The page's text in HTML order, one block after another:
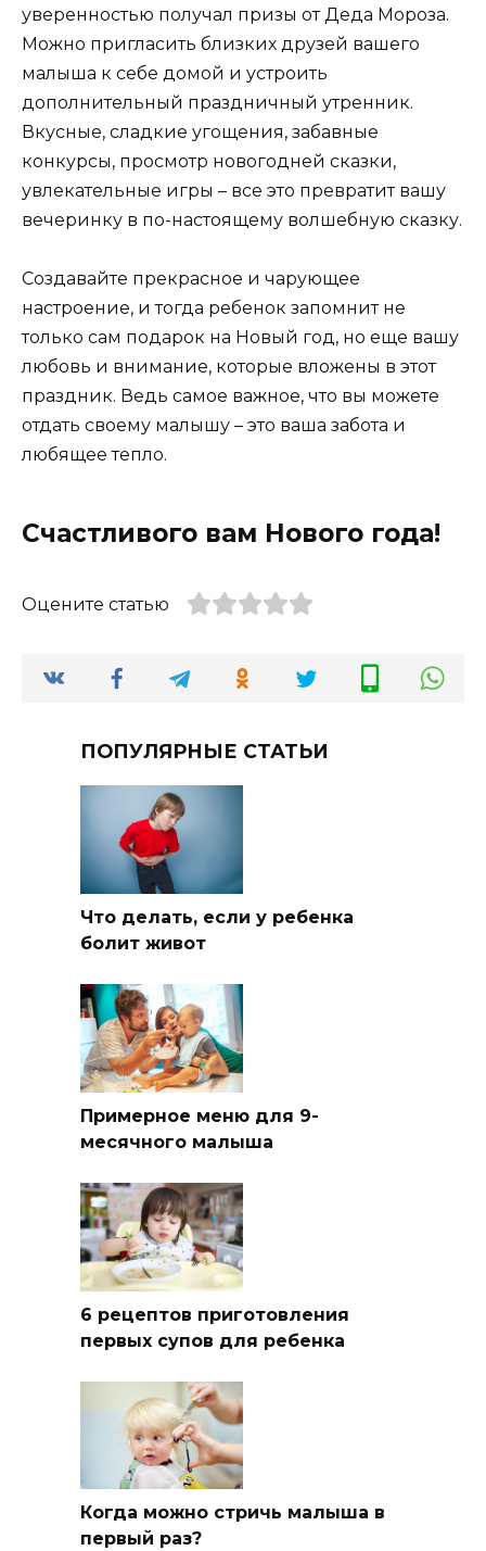
уверенностью получал призы от Деда Мороза.
Можно пригласить близких друзей вашего
малыша к себе домой и устроить
дополнительный праздничный утренник.
Вкусные, сладкие угощения, забавные
конкурсы, просмотр новогодней сказки,
увлекательные игры – все это превратит вашу
вечеринку в по-настоящему волшебную сказку.
Создавайте прекрасное и чарующее
настроение, и тогда ребенок запомнит не
только сам подарок на Новый год, но еще вашу
любовь и внимание, которые вложены в этот
праздник. Ведь самое важное, что вы можете
отдать своему малышу – это ваша забота и
любящее тепло.
Счастливого вам Нового года!
Оцените статью
ПОПУЛЯРНЫЕ СТАТЬИ
Что делать, если у ребенка
болит живот
Примерное меню для 9-
месячного малыша
6 рецептов приготовления
первых супов для ребенка
Когда можно стричь малыша в
первый раз?